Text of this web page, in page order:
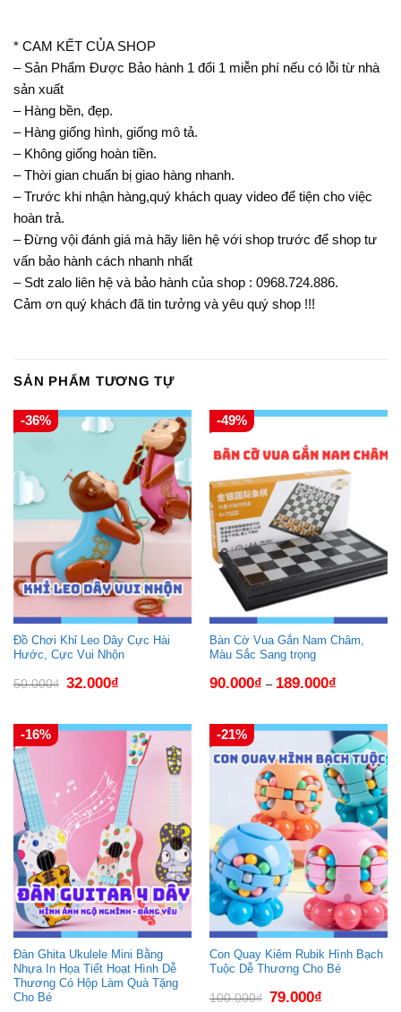
* CAM KẾT CỦA SHOP
– Sản Phẩm Được Bảo hành 1 đổi 1 miễn phí nếu có lỗi từ nhà
sản xuất
– Hàng bền, đẹp.
– Hàng giống hình, giống mô tả.
– Không giống hoàn tiền.
– Thời gian chuẩn bị giao hàng nhanh.
– Trước khi nhận hàng,quý khách quay video để tiện cho việc
hoàn trả.
– Đừng vội đánh giá mà hãy liên hệ với shop trước để shop tư
vấn bảo hành cách nhanh nhất
– Sdt zalo liên hệ và bảo hành của shop : 0968.724.886.
Cảm ơn quý khách đã tin tưởng và yêu quý shop !!!
SẢN PHẨM TƯƠNG TỰ
-36%
Đồ Chơi Khỉ Leo Dây Cực Hài
Hước, Cực Vui Nhộn
50.000₫ Giá
gốc
32.000₫Giá
hiện
32.000₫.
-49%
Bàn Cờ Vua Gắn Nam Châm,
Màu Sắc Sang trọng
90.000₫ – 189.000₫
-16%
Đàn Ghita Ukulele Mini Bằng
Nhựa In Họa Tiết Hoạt Hình Dễ
Thương Có Hộp Làm Quà Tặng
Cho Bé
-21%
Con Quay Kiêm Rubik Hình Bạch
Tuộc Dễ Thương Cho Bé
100.000₫ Giá
gốc
79.000₫Giá
hiện